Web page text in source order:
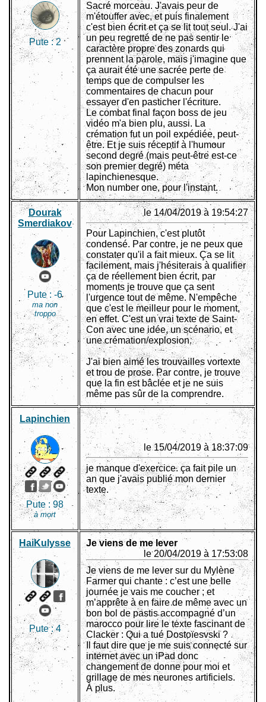
Pute :2
Sacré morceau. J'avais peur de
m'étouffer avec, et puis finalement
c'est bien écrit et ça se lit tout seul. J'ai
un peu regretté de ne pas sentir le
caractère propre des zonards qui
prennent la parole, mais j'imagine que
ça aurait été une sacrée perte de
temps que de compulser les
commentaires de chacun pour
essayer d'en pasticher l'écriture.
Le combat final façon boss de jeu
vidéo m'a bien plu, aussi. La
crémation fut un poil expédiée, peut-
être. Et je suis réceptif à l'humour
second degré (mais peut-être est-ce
son premier degré) méta
lapinchienesque.
Mon number one, pour l'instant.
Dourak
Smerdiakov
Pute :-6
ma non
troppo
le 14/04/2019 à 19:54:27
Pour Lapinchien, c'est plutôt
condensé. Par contre, je ne peux que
constater qu'il a fait mieux. Ça se lit
facilement, mais j'hésiterais à qualifier
ça de réellement bien écrit, par
moments je trouve que ça sent
l'urgence tout de même. N'empêche
que c'est le meilleur pour le moment,
en effet. C'est un vrai texte de Saint-
Con avec une idée, un scénario, et
une crémation/explosion.
J'ai bien aimé les trouvailles vortexte
et trou de prose. Par contre, je trouve
que la fin est bâclée et je ne suis
même pas sûr de la comprendre.
Lapinchien
Pute : 98
à mort
le 15/04/2019 à 18:37:09
je manque d'exercice. ça fait pile un
an que j'avais publié mon dernier
texte.
HaiKulysse
Pute :4
Je viens de me lever
le 20/04/2019 à 17:53:08
Je viens de me lever sur du Mylène
Farmer qui chante : c’est une belle
journée je vais me coucher ; et
m’apprête à en faire de même avec un
bon bol de pastis accompagné d’un
marocco pour lire le texte fascinant de
Clacker : Qui a tué Dostoïesvski ?
Il faut dire que je me suis connecté sur
internet avec un iPad donc
changement de donne pour moi et
grillage de mes neurones artificiels.
À plus.